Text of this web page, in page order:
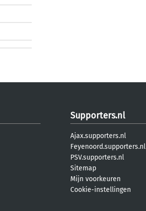
Supporters.nl
Ajax.supporters.nl
Feyenoord.supporters.nl
PSV.supporters.nl
Sitemap
Mijn voorkeuren
Cookie-instellingen